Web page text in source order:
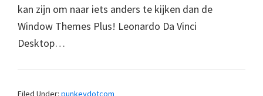
kan zijn om naar iets anders te kijken dan de
Window Themes Plus! Leonardo Da Vinci
Desktop…
Filed Under: punkeydotcom